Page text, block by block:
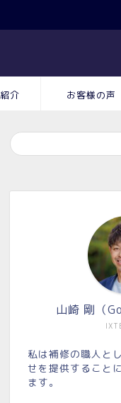
介 お客様の声
山崎 剛（
私は補修の職人と
せを提供すること
ます。